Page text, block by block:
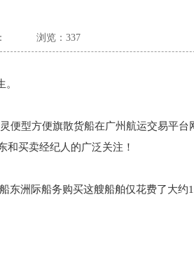
浏览：337
便型方便旗散货船在广州航运交易平台
和买卖经纪人的广泛关注！
东洲际船务购买这艘船舶仅花费了大约